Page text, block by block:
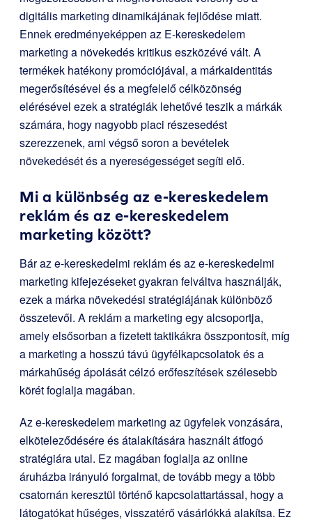
digitális marketing dinamikájának fejlődése miatt.
Ennek eredményeképpen az E-kereskedelem
marketing a növekedés kritikus eszközévé vált. A
termékek hatékony promóciójával, a márkaidentitás
megerősítésével és a megfelelő célközönség
elérésével ezek a stratégiák lehetővé teszik a márkák
számára, hogy nagyobb piaci részesedést
szerezzenek, ami végső soron a bevételek
növekedését és a nyereségességet segíti elő.
Mi a különbség az e-kereskedelem
reklám és az e-kereskedelem
marketing között?
Bár az e-kereskedelmi reklám és az e-kereskedelmi
marketing kifejezéseket gyakran felváltva használják,
ezek a márka növekedési stratégiájának különböző
összetevői. A reklám a marketing egy alcsoportja,
amely elsősorban a fizetett taktikákra összpontosít, míg
a marketing a hosszú távú ügyfélkapcsolatok és a
márkahűség ápolását célzó erőfeszítések szélesebb
körét foglalja magában.
Az e-kereskedelem marketing az ügyfelek vonzására,
elköteleződésére és átalakítására használt átfogó
stratégiára utal. Ez magában foglalja az online
áruházba irányuló forgalmat, de tovább megy a több
csatornán keresztül történő kapcsolattartással, hogy a
látogatókat hűséges, visszatérő vásárlókká alakítsa. Ez